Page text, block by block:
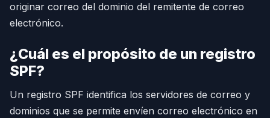
originar correo del dominio del remitente de correo
electrónico.
¿Cuál es el propósito de un registro
SPF?
Un registro SPF identifica los servidores de correo y
dominios que se permite envíen correo electrónico en